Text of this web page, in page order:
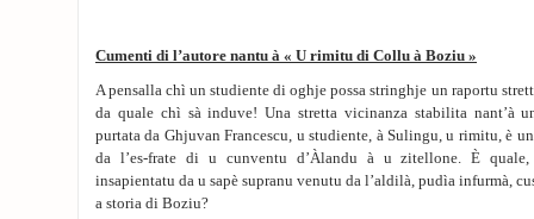
Cumenti di l’autore nantu à « U rimitu di Collu à Boziu »
A pensalla chì un studiente di oghje possa stringhje un raportu
da quale chì sà induve! Una stretta vicinanza stabilita nant’à
purtata da Ghjuvan Francescu, u studiente, à Sulingu, u rimitu, è
da l’es-frate di u cunventu d’Àlandu à u zitellone. È
insapientatu da u sapè supranu venutu da l’aldilà, pudìa infurmà,
a storia di Boziu?